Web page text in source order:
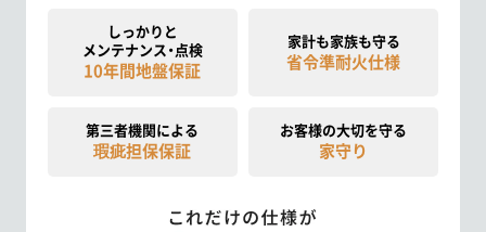
しっかりと
メンテナンス・点検
10年間地盤保証
家計も家族も守る
省令準耐火仕様
第三者機関による
瑕疵担保保証
お客様の大切を守る
家守り